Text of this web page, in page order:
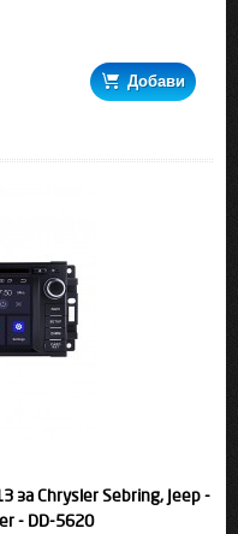
Добави
за Chrysler Sebring, Jeep -
- DD-5620